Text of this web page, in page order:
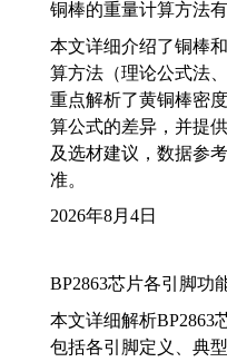
铜棒的重量计算方法
本文详细介绍了铜棒
算方法（理论公式法
重点解析了黄铜棒密
算公式的差异，并提
及选材建议，数据参
准。
2026年8月4日
BP2863芯片各引脚功
本文详细解析BP2863
包括各引脚定义、典